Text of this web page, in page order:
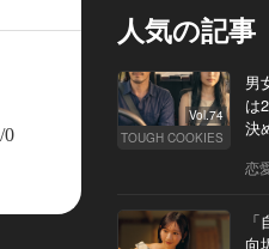
0
人気の記事
Vol.74
TOUGH COOKIES
男
は
決
恋
向